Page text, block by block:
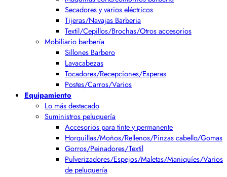
Secadores y varios eléctricos
Tijeras/Navajas Barberia
Textil/Cepillos/Brochas/Otros accesorios
Mobiliario barbería
Sillones Barbero
Lavacabezas
Tocadores/Recepciones/Esperas
Postes/Carros/Varios
Equipamiento
Lo más destacado
Suministros peluquería
Accesorios para tinte y permanente
Horquillas/Moños/Rellenos/Pinzas cabello/Gomas
Gorros/Peinadores/Textil
Pulverizadores/Espejos/Maletas/Maniquíes/Varios
de peluquería